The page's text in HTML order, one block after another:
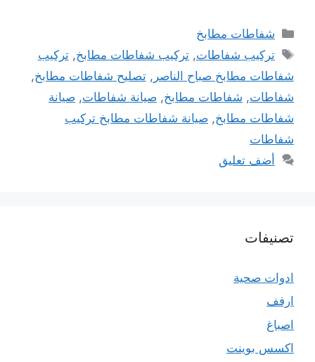
التصنيفات
شفاطات مطابخ
الوسوم
تركيب شفاطات,تركيب شفاطات مطابخ,تركيب
شفاطات مطابخ صباح الناصر , تصليح شفاطات مطابخ,
شفاطات, شفاطات مطابخ, صيانة شفاطات, صيانة
شفاطات مطابخ, صيانة شفاطات مطابخ تركيب
شفاطات
أضف تعليق
تصنيفات
ادوات صحية
ارفف
اصباغ
اكسس بوينت